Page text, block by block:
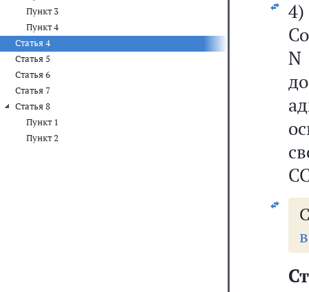
Пункт 3
Пункт 4
Статья 4
Статья 5
Статья 6
Статья 7
Статья 8
Пункт 1
Пункт 2
N